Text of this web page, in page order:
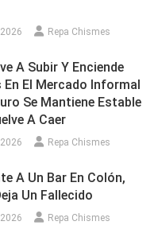
Repa Chismes
A Subir Y Enciende
En El Mercado Informal
Se Mantiene Estable
A Caer
Repa Chismes
A Un Bar En Colón,
Un Fallecido
Repa Chismes